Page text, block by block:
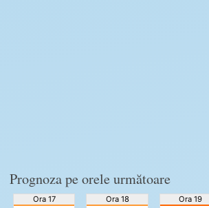
Prognoza pe orele următoare
Ora 17 Ora 18 Ora 19